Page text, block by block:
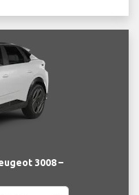
3008 –